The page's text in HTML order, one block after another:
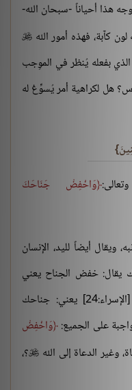
هذا أحياناً -سبحان الله-
كآبة، فهذه أمور الله 
الذي بفعله يُنظر في الموِجب
هل لكراهية أمر يُسوِّغ له
وَاخْفِضْ جَنَاحَكَ
ويقال أيضاً لليد، الإنسان
يقال: خفض الجناح يعني
[الإسراء:24] يعني: جناحك
على الجميع: وَاخْفِضْ
وغير الدعاة إلى الله ؟،